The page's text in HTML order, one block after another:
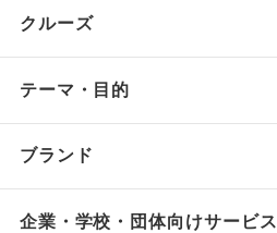
クルーズ
テーマ・目的
ブランド
企業・学校・団体向けサービス